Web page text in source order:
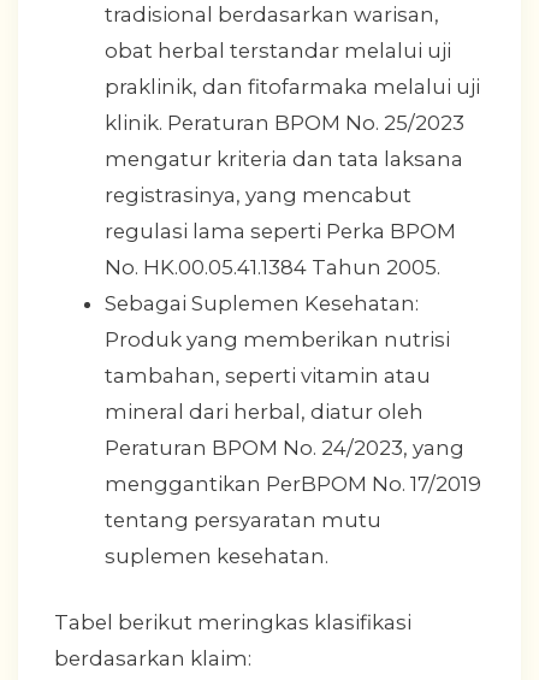
tradisional berdasarkan warisan,
obat herbal terstandar melalui uji
praklinik, dan fitofarmaka melalui uji
klinik. Peraturan BPOM No. 25/2023
mengatur kriteria dan tata laksana
registrasinya, yang mencabut
regulasi lama seperti Perka BPOM
No. HK.00.05.41.1384 Tahun 2005.
Sebagai Suplemen Kesehatan:
Produk yang memberikan nutrisi
tambahan, seperti vitamin atau
mineral dari herbal, diatur oleh
Peraturan BPOM No. 24/2023, yang
menggantikan PerBPOM No. 17/2019
tentang persyaratan mutu
suplemen kesehatan.
Tabel berikut meringkas klasifikasi
berdasarkan klaim: